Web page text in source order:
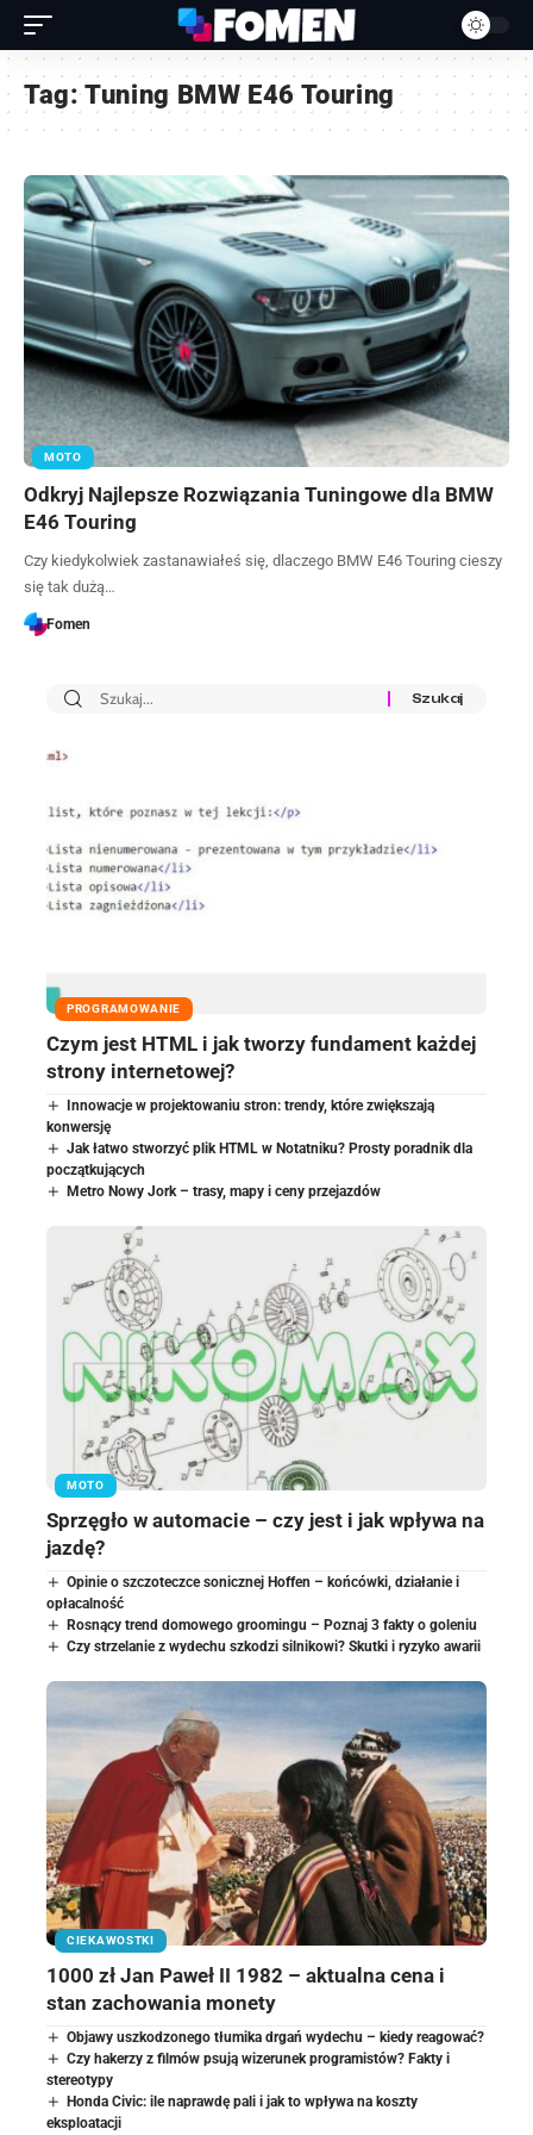
Tag:Tuning BMW E46 Touring
MOTO
Odkryj Najlepsze Rozwiązania Tuningowe dla BMW
E46 Touring
Czy kiedykolwiek zastanawiałeś się, dlaczego BMW E46 Touring cieszy
się tak dużą…
Fomen
PROGRAMOWANIE
Czym jest HTML i jak tworzy fundament każdej
strony internetowej?
Innowacje w projektowaniu stron: trendy, które zwiększają
konwersję
Jak łatwo stworzyć plik HTML w Notatniku? Prosty poradnik dla
początkujących
Metro Nowy Jork – trasy, mapy i ceny przejazdów
MOTO
Sprzęgło w automacie – czy jest i jak wpływa na
jazdę?
Opinie o szczoteczce sonicznej Hoffen – końcówki, działanie i
opłacalność
Rosnący trend domowego groomingu – Poznaj 3 fakty o goleniu
Czy strzelanie z wydechu szkodzi silnikowi? Skutki i ryzyko awarii
CIEKAWOSTKI
1000 zł Jan Paweł II 1982 – aktualna cena i
stan zachowania monety
Objawy uszkodzonego tłumika drgań wydechu – kiedy reagować?
Czy hakerzy z filmów psują wizerunek programistów? Fakty i
stereotypy
Honda Civic: ile naprawdę pali i jak to wpływa na koszty
eksploatacji